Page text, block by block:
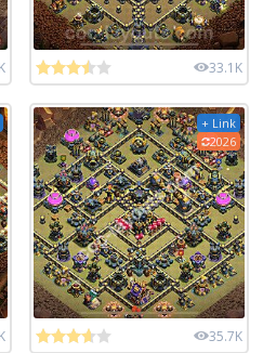
33.1K
+ Link
2026
35.7K